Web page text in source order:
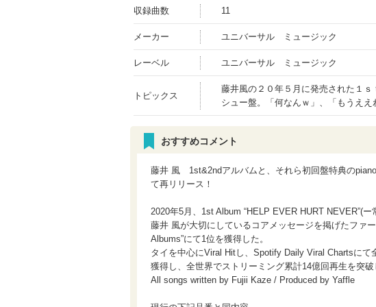
収録曲数 11
メーカー ユニバーサル ミュージック
レーベル ユニバーサル ミュージック
トピックス
藤井風の２０年５月に発売された１
シュー盤。「何なんｗ」、「もうええ
おすすめコメント
藤井 風 1st&2ndアルバムと、それら初回盤特典の
て再リリース！
2020年5月、1st Album “HELP EVER HURT NEVER”(
藤井 風が大切にしているコアメッセージを掲げたファ
Albums”にて1位を獲得した。
タイを中心にViral Hitし、Spotify Daily Viral Chartsに
獲得し、全世界でストリーミング累計14億回再生を突破
All songs written by Fujii Kaze / Produced by Yaffle